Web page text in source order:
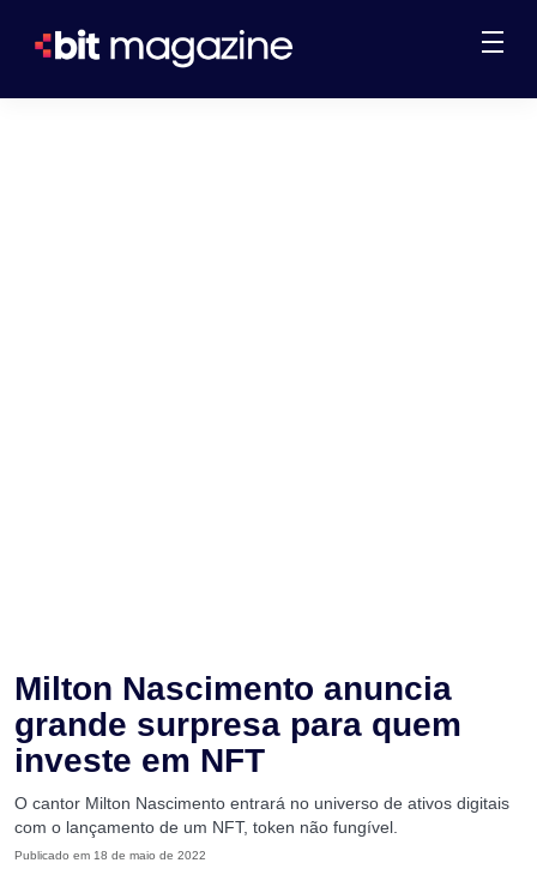
Milton Nascimento anuncia
grande surpresa para quem
investe em NFT
O cantor Milton Nascimento entrará no universo de ativos digitais
com o lançamento de um NFT, token não fungível.
Publicado em 18 de maio de 2022